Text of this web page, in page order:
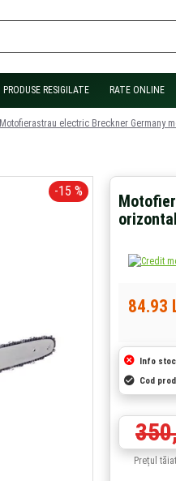
PRODUSE RESIGILATE RATE ONLINE
Motofierastrau electric Breckner Germany
-15 %
Info
Cod
Prețul
84.93